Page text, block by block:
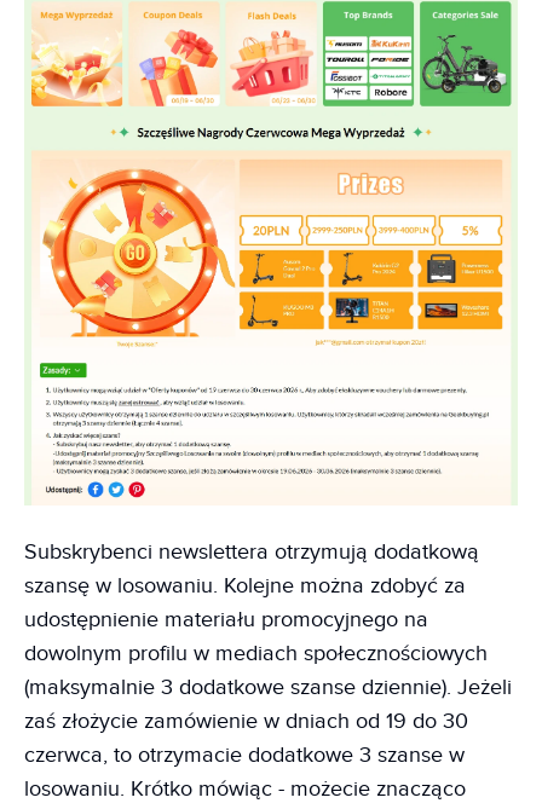
Subskrybenci newslettera otrzymują dodatkową
szansę w losowaniu. Kolejne można zdobyć za
udostępnienie materiału promocyjnego na
dowolnym profilu w mediach społecznościowych
(maksymalnie 3 dodatkowe szanse dziennie). Jeżeli
zaś złożycie zamówienie w dniach od 19 do 30
czerwca, to otrzymacie dodatkowe 3 szanse w
losowaniu. Krótko mówiąc - możecie znacząco